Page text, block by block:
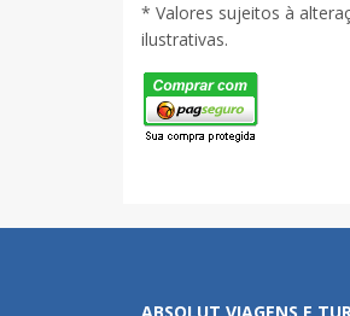
* Valores sujeitos à
ilustrativas.